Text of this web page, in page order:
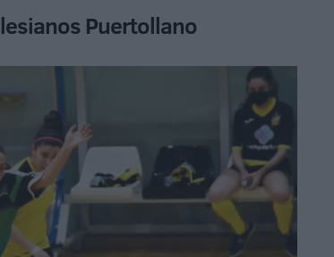
Puertollano